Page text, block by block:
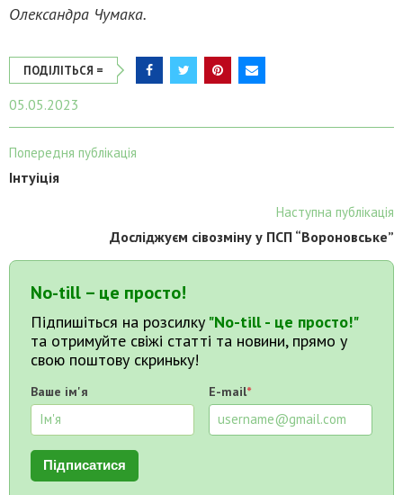
Олександра Чумака.
ПОДІЛІТЬСЯ =
05.05.2023
Попередня публікація
Інтуіція
Наступна публікація
Досліджуєм сівозміну у ПСП “Вороновське”
No-till – це просто!
Підпишіться на розсилку "No-till - це просто!"
та отримуйте свіжі статті та новини, прямо у
свою поштову скриньку!
Ваше ім'я E-mail*
Підписатися